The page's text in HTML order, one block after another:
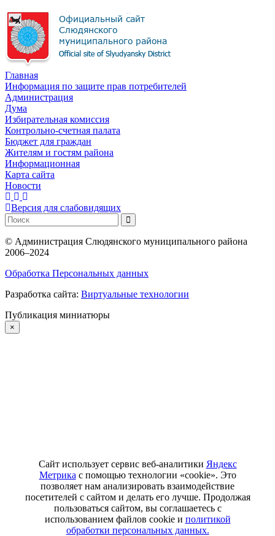
Главная
Информация по защите прав потребителей
Администрация
Дума
Избирательная комиссия
Контрольно-счетная палата
Бюджет для граждан
Жителям и гостям района
Информационная
Карта сайта
Новости
Версия для слабовидящих
© Администрация Слюдянского муниципального района
2006–2024
Обработка Персональных данных
Разработка сайта: Виртуальные технологии
Публикация миниатюры
×
Сайт использует сервис веб-аналитики Яндекс
Метрика с помощью технологии «cookie». Это
позволяет нам анализировать взаимодействие
посетителей с сайтом и делать его лучше. Продолжая
пользоваться сайтом, вы соглашаетесь с
использованием файлов cookie и политикой
обработки персональных данных.